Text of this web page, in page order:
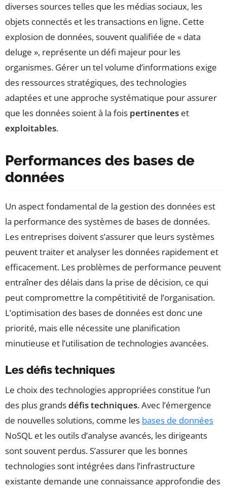
diverses sources telles que les médias sociaux, les
objets connectés et les transactions en ligne. Cette
explosion de données, souvent qualifiée de « data
deluge », représente un défi majeur pour les
organismes. Gérer un tel volume d’informations exige
des ressources stratégiques, des technologies
adaptées et une approche systématique pour assurer
que les données soient à la fois pertinentes et
exploitables.
Performances des bases de
données
Un aspect fondamental de la gestion des données est
la performance des systèmes de bases de données.
Les entreprises doivent s’assurer que leurs systèmes
peuvent traiter et analyser les données rapidement et
efficacement. Les problèmes de performance peuvent
entraîner des délais dans la prise de décision, ce qui
peut compromettre la compétitivité de l’organisation.
L’optimisation des bases de données est donc une
priorité, mais elle nécessite une planification
minutieuse et l’utilisation de technologies avancées.
Les défis techniques
Le choix des technologies appropriées constitue l’un
des plus grandsdéfis techniques. Avec l’émergence
de nouvelles solutions, comme les bases de données
NoSQL et les outils d’analyse avancés, les dirigeants
sont souvent perdus. S’assurer que les bonnes
technologies sont intégrées dans l’infrastructure
existante demande une connaissance approfondie des